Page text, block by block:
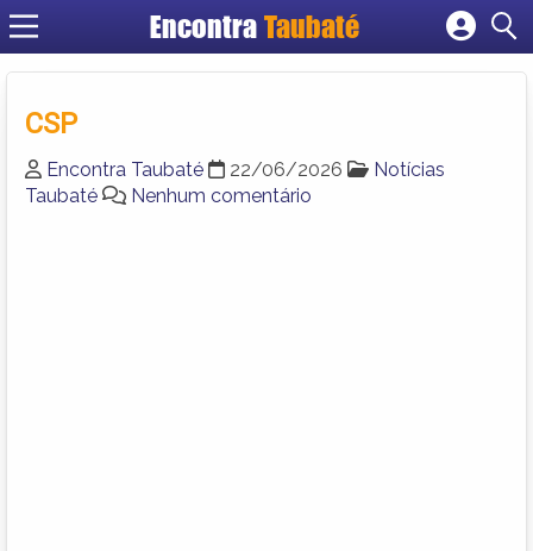
EncontraTaubaté
Cadastrar empresa
CSP
Encontra Taubaté 22/06/2026
Notícias
Taubaté
Nenhum comentário